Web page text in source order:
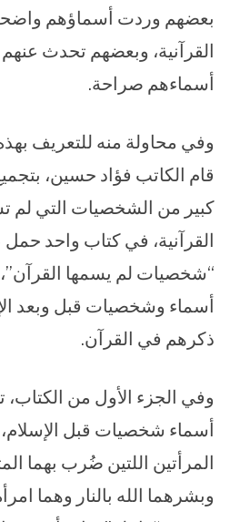
بعضهم وردت أسماؤهم
القرآنية، وبعضهم تحدث عنهم
أسماءهم صراحة.
وفي محاولة منه للتعريف
قام الكاتب فؤاد حسين،
كبير من الشخصيات التي لم
القرآنية، في كتاب واحد حمل
“شخصيات لم يسمها
أسماء وشخصيات قبل وبعد
ذكرهم في القرآن.
وفي الجزء الأول من الكتاب،
أسماء شخصيات قبل
المرأتين اللتين ضُرب بهما
وبشرهما الله بالنار وهما